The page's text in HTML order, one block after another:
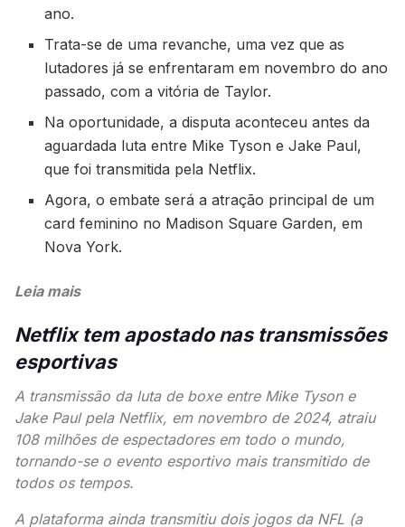
ano.
Trata-se de uma revanche, uma vez que as
lutadores já se enfrentaram em novembro do ano
passado, com a vitória de Taylor.
Na oportunidade, a disputa aconteceu antes da
aguardada luta entre Mike Tyson e Jake Paul,
que foi transmitida pela Netflix.
Agora, o embate será a atração principal de um
card feminino no Madison Square Garden, em
Nova York.
Leia mais
Netflix tem apostado nas transmissões
esportivas
A transmissão da luta de boxe entre Mike Tyson e
Jake Paul pela Netflix, em novembro de 2024, atraiu
108 milhões de espectadores em todo o mundo,
tornando-se o evento esportivo mais transmitido de
todos os tempos.
A plataforma ainda transmitiu dois jogos da NFL (a